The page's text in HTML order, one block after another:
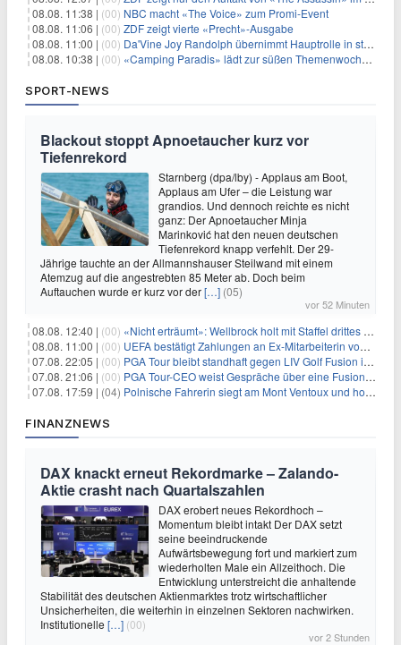
08.08. 11:38 | (00) NBC macht «The Voice» zum Promi-Event
08.08. 11:06 | (00) ZDF zeigt vierte «Precht»-Ausgabe
08.08. 11:00 | (00) Da'Vine Joy Randolph übernimmt Hauptrolle in starbesetzter schwarzer Komödie
08.08. 10:38 | (00) «Camping Paradis» lädt zur süßen Themenwoche ein
SPORT-NEWS
Blackout stoppt Apnoetaucher kurz vor
Tiefenrekord
Starnberg (dpa/lby) - Applaus am Boot,
Applaus am Ufer – die Leistung war
grandios. Und dennoch reichte es nicht
ganz: Der Apnoetaucher Minja
Marinković hat den neuen deutschen
Tiefenrekord knapp verfehlt. Der 29-
Jährige tauchte an der Allmannshauser Steilwand mit einem
Atemzug auf die angestrebten 85 Meter ab. Doch beim
Auftauchen wurde er kurz vor der[…] (05)
vor 52 Minuten
08.08. 12:40 | (00) «Nicht erträumt»: Wellbrock holt mit Staffel drittes EM-Gold
08.08. 11:00 | (00) UEFA bestätigt Zahlungen an Ex-Mitarbeiterin von Infantino
07.08. 22:05 | (00) PGA Tour bleibt standhaft gegen LIV Golf Fusion in einem sich wandelnden Sportumfeld
07.08. 21:06 | (00) PGA Tour-CEO weist Gespräche über eine Fusion mit LIV Golf zurück und bekräftigt die Wettbewerbslandschaft
07.08. 17:59 | (04) Polnische Fahrerin siegt am Mont Ventoux und holt Tour-Gelb
FINANZNEWS
DAX knackt erneut Rekordmarke – Zalando-
Aktie crasht nach Quartalszahlen
DAX erobert neues Rekordhoch –
Momentum bleibt intakt Der DAX setzt
seine beeindruckende
Aufwärtsbewegung fort und markiert zum
wiederholten Male ein Allzeithoch. Die
Entwicklung unterstreicht die anhaltende
Stabilität des deutschen Aktienmarktes trotz wirtschaftlicher
Unsicherheiten, die weiterhin in einzelnen Sektoren nachwirken.
Institutionelle […] (00)
vor 2 Stunden